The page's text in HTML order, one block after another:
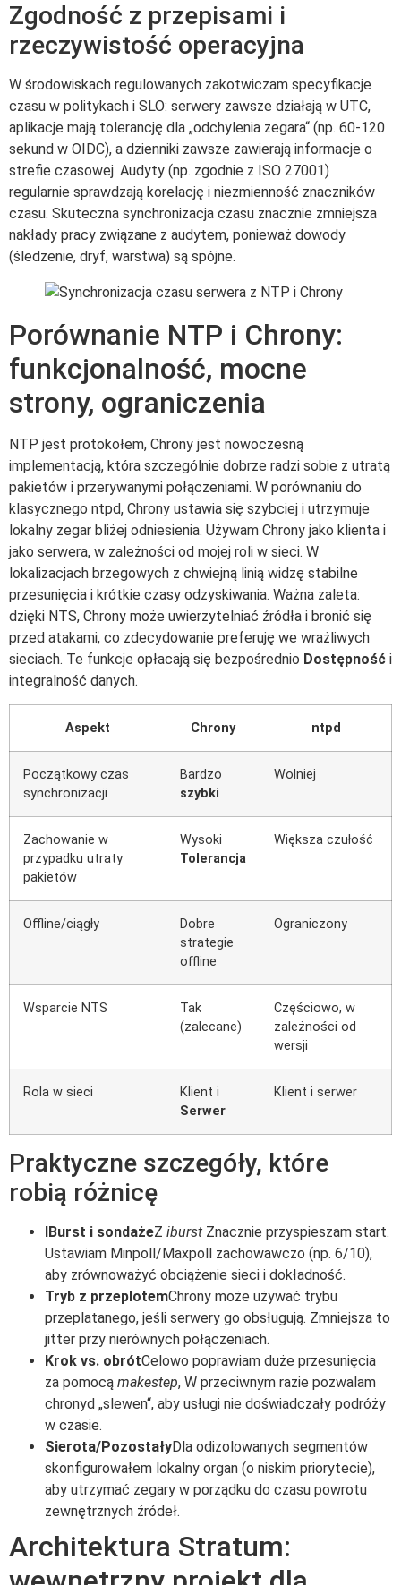
Zgodność z przepisami i
rzeczywistość operacyjna
W środowiskach regulowanych zakotwiczam specyfikacje
czasu w politykach i SLO: serwery zawsze działają w UTC,
aplikacje mają tolerancję dla „odchylenia zegara“ (np. 60-120
sekund w OIDC), a dzienniki zawsze zawierają informacje o
strefie czasowej. Audyty (np. zgodnie z ISO 27001)
regularnie sprawdzają korelację i niezmienność znaczników
czasu. Skuteczna synchronizacja czasu znacznie zmniejsza
nakłady pracy związane z audytem, ponieważ dowody
(śledzenie, dryf, warstwa) są spójne.
Porównanie NTP i Chrony:
funkcjonalność, mocne
strony, ograniczenia
NTP jest protokołem, Chrony jest nowoczesną
implementacją, która szczególnie dobrze radzi sobie z utratą
pakietów i przerywanymi połączeniami. W porównaniu do
klasycznego ntpd, Chrony ustawia się szybciej i utrzymuje
lokalny zegar bliżej odniesienia. Używam Chrony jako klienta i
jako serwera, w zależności od mojej roli w sieci. W
lokalizacjach brzegowych z chwiejną linią widzę stabilne
przesunięcia i krótkie czasy odzyskiwania. Ważna zaleta:
dzięki NTS, Chrony może uwierzytelniać źródła i bronić się
przed atakami, co zdecydowanie preferuję we wrażliwych
sieciach. Te funkcje opłacają się bezpośrednio Dostępność i
integralność danych.
Aspekt Chrony ntpd
Początkowy czas
synchronizacji
Bardzo
szybki
Wolniej
Zachowanie w
przypadku utraty
pakietów
Wysoki
Tolerancja
Większa czułość
Offline/ciągły
Dobre
strategie
offline
Ograniczony
Wsparcie NTS
Tak
(zalecane)
Częściowo, w
zależności od
wersji
Rola w sieci
Klient i
Serwer
Klient i serwer
Praktyczne szczegóły, które
robią różnicę
IBurst i sondażeZ iburst Znacznie przyspieszam start.
Ustawiam Minpoll/Maxpoll zachowawczo (np. 6/10),
aby zrównoważyć obciążenie sieci i dokładność.
Tryb z przeplotemChrony może używać trybu
przeplatanego, jeśli serwery go obsługują. Zmniejsza to
jitter przy nierównych połączeniach.
Krok vs. obrótCelowo poprawiam duże przesunięcia
za pomocą makestep, W przeciwnym razie pozwalam
chronyd „slewen“, aby usługi nie doświadczały podróży
w czasie.
Sierota/PozostałyDla odizolowanych segmentów
skonfigurowałem lokalny organ (o niskim priorytecie),
aby utrzymać zegary w porządku do czasu powrotu
zewnętrznych źródeł.
Architektura Stratum: